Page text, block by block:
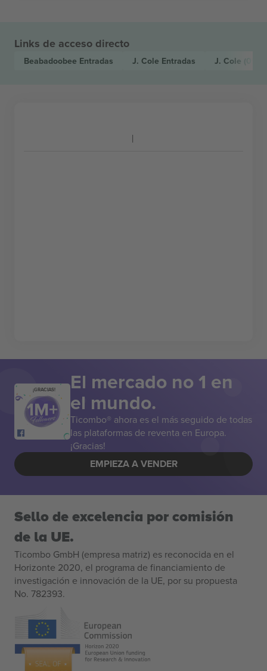
Links de acceso directo
Beabadoobee Entradas J. Cole Entradas J. Cole
¡GRACIAS! El mercado no 1 en
el mundo.
Ticombo® ahora es el más seguido de todas
las plataformas de reventa en Europa.
¡Gracias!
EMPIEZA A VENDER
Sello de excelencia por comisión
de la UE.
Ticombo GmbH (empresa matriz) es reconocida en el
Horizonte 2020, el programa de financiamiento de
investigación e innovación de la UE, por su propuesta
No. 782393.